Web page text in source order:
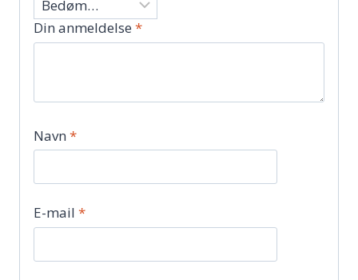
Din anmeldelse *
Navn *
E-mail *